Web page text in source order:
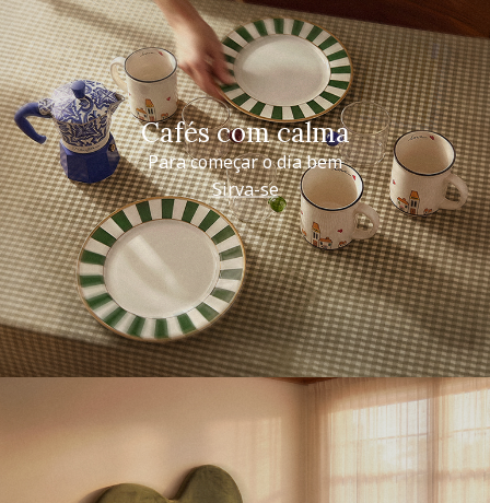
Cafés com calma
Para começar o dia bem
Sirva-se